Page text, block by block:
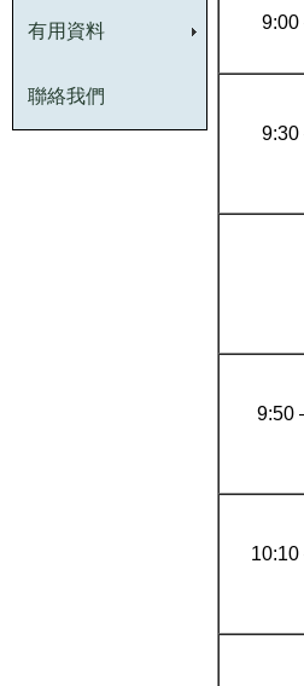
有用資料
聯絡我們
9:00
9:30
9:50
10:10